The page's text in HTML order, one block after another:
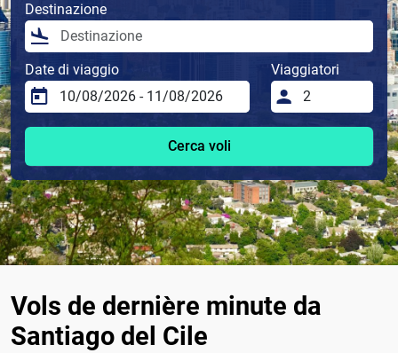
Destinazione
Date di viaggio Viaggiatori
Cerca voli
Vols de dernière minute da
Santiago del Cile